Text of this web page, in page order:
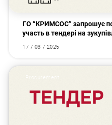
ГО “КРИМСОС” запрошує
участь в тендері на
17 / 03 / 2025
Procurement